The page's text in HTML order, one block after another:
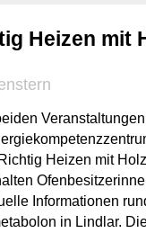
Heizen mit
Heizen mit
Informationen
in Lindlar.